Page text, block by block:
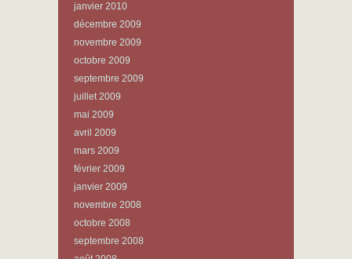
janvier 2010
décembre 2009
novembre 2009
octobre 2009
septembre 2009
juillet 2009
mai 2009
avril 2009
mars 2009
février 2009
janvier 2009
novembre 2008
octobre 2008
septembre 2008